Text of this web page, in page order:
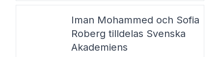
Iman Mohammed och Sofia
Roberg tilldelas Svenska
Akademiens